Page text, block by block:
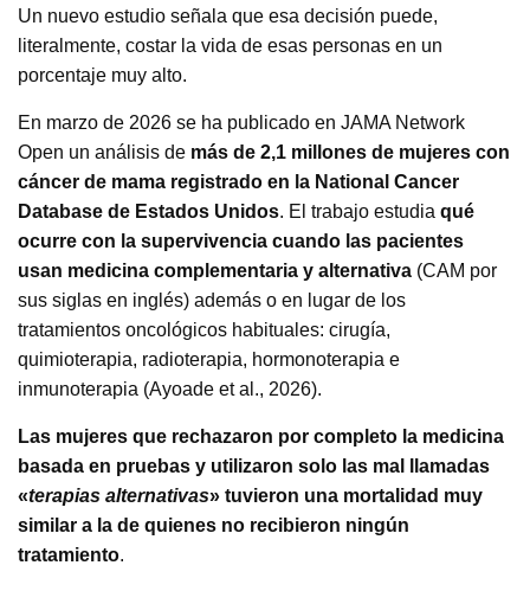
Un nuevo estudio señala que esa decisión puede,
literalmente, costar la vida de esas personas en un
porcentaje muy alto.
En marzo de 2026 se ha publicado en JAMA Network
Open un análisis de más de 2,1 millones de mujeres con
cáncer de mama registrado en la National Cancer
Database de Estados Unidos. El trabajo estudia qué
ocurre con la supervivencia cuando las pacientes
usan medicina complementaria y alternativa (CAM por
sus siglas en inglés) además o en lugar de los
tratamientos oncológicos habituales: cirugía,
quimioterapia, radioterapia, hormonoterapia e
inmunoterapia (Ayoade et al., 2026).
Las mujeres que rechazaron por completo la medicina
basada en pruebas y utilizaron solo las mal llamadas
«terapias alternativas» tuvieron una mortalidad muy
similar a la de quienes no recibieron ningún
tratamiento.